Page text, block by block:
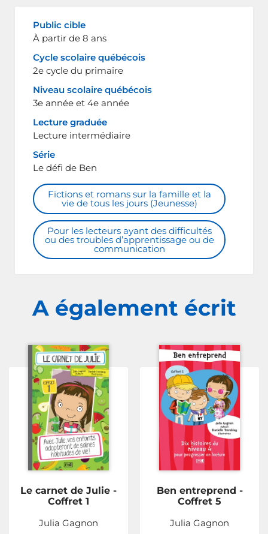
Public cible
À partir de 8 ans
Cycle scolaire québécois
2e cycle du primaire
Niveau scolaire québécois
3e année et 4e année
Lecture graduée
Lecture intermédiaire
Série
Le défi de Ben
Fictions et romans sur la famille et la
vie de tous les jours (Jeunesse)
Pour les lecteurs ayant des difficultés
ou des troubles d’apprentissage ou de
communication
A également écrit
Le carnet de Julie -
Coffret 1
Julia Gagnon
Ben entreprend -
Coffret 5
Julia Gagnon